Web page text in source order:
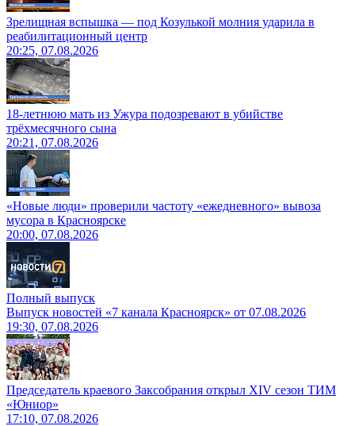
Зрелищная вспышка — под Козулькой молния ударила в
реабилитационный центр
20:25, 07.08.2026
18-летнюю мать из Ужура подозревают в убийстве
трёхмесячного сына
20:21, 07.08.2026
«Новые люди» проверили частоту «ежедневного» вывоза
мусора в Красноярске
20:00, 07.08.2026
Полный выпуск
Выпуск новостей «7 канала Красноярск» от 07.08.2026
19:30, 07.08.2026
Председатель краевого Заксобрания открыл XIV сезон ТИМ
«Юниор»
17:10, 07.08.2026